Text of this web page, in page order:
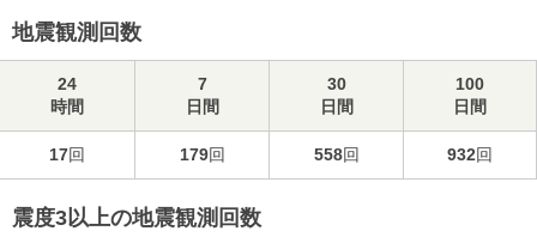
地震観測回数
24
時間
7
日間
30
日間
100
日間
17回 179回 558回 932回
震度3以上の地震観測回数